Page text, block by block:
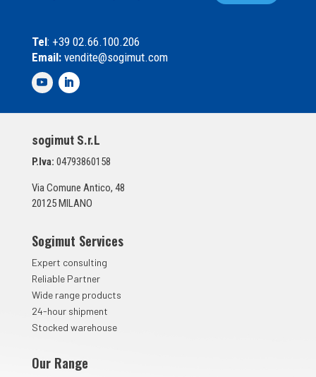
l
e
d
S
u
n
a
*
Tel: +39 02.66.100.206
Email:vendite@sogimut.com
sogimut S.r.L
P.Iva: 04793860158
Via Comune Antico, 48
20125 MILANO
Sogimut Services
Expert consulting
Reliable Partner
Wide range products
24-hour shipment
Stocked warehouse
Our Range